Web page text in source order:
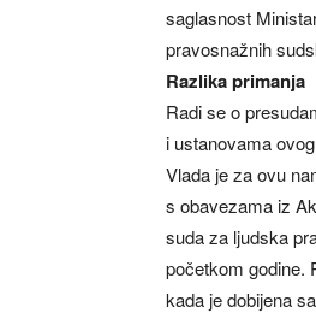
saglasnost
pravosnažnih
Razlika primanja
Radi se o
i ustanovama
Vlada je za ovu
s obavezama iz
suda za ljudska
početkom godine.
kada je dobijena